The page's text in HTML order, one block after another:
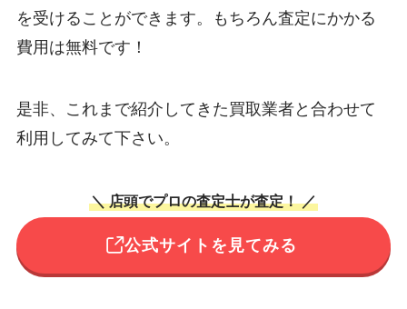
を受けることができます。もちろん査定にかかる
費用は無料です！
是非、これまで紹介してきた買取業者と合わせて
利用してみて下さい。
＼ 店頭でプロの査定士が査定！ ／
公式サイトを見てみる